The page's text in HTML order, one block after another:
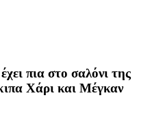
πια στο σαλόνι της
Χάρι και Μέγκαν